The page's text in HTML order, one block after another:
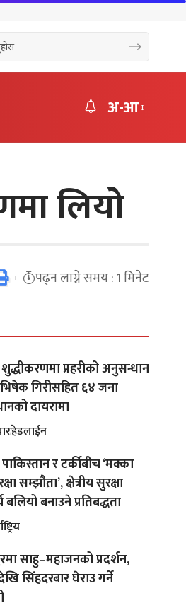
अ-आ
लियो
पढ्न लाग्ने समय : 1 मिनेट
शुद्धीकरणमा प्रहरीको अनुसन्धान
गिरीसहित ६४ जना
दायरामा
हेडलाईन
र टर्कीबीच ‘मक्का
सम्झौता’, क्षेत्रीय सुरक्षा
बलियो बनाउने प्रतिबद्धता
साहु–महाजनको प्रदर्शन,
सिंहदरबार घेराउ गर्ने